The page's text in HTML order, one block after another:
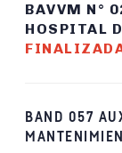
BAVVM N°
HOSPITAL
BAND 057